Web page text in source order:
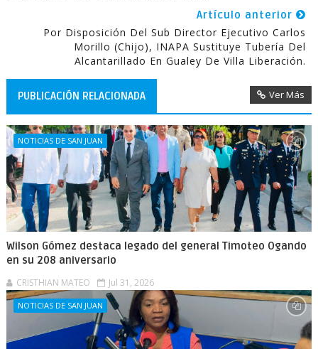
Artículo anterior
Por Disposición Del Sub Director Ejecutivo Carlos
Morillo (Chijo), INAPA Sustituye Tubería Del
Alcantarillado En Gualey De Villa Liberación.
PUBLICACIÓN RELACIONADA Ver Más
NOTICIAS DE SAN JUAN
Wilson Gómez destaca legado del general Timoteo Ogando
en su 208 aniversario
CRISTHIAN MATEO Jul 31, 2026
NOTICIAS DE SAN JUAN